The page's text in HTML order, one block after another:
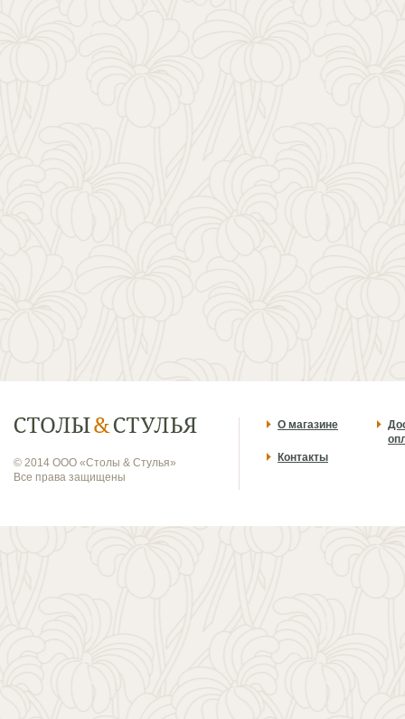
© 2014 ООО «Столы & Стулья»
Все права защищены
О магазине
Контакты